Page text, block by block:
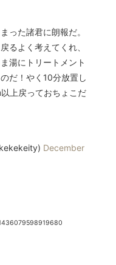
った諸君に朗報だ。
るよく考えてくれ、
湯にトリートメント
だ！やく10分放置し
上戻っておちょこだ
December